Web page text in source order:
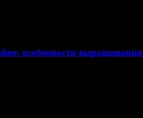
особенности